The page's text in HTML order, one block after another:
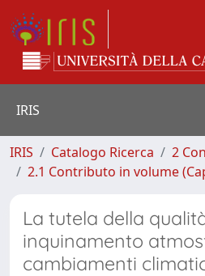
IRIS
IRIS Catalogo Ricerca
2
2.1 Contributo in volume
La tutela della
inquinamento
cambiamenti